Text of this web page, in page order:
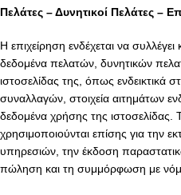
Πελάτες – Δυνητικοί Πελάτες –
Η επιχείρηση ενδέχεται να
δεδομένα πελατών, δυνητικών
ιστοσελίδας της, όπως ενδεικτικά
συναλλαγών, στοιχεία αιτημάτων
δεδομένα χρήσης της
χρησιμοποιούνται επίσης για την
υπηρεσιών, την έκδοση
πώληση και τη συμμόρφωση με